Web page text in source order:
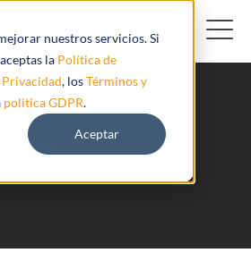
nuestros servicios. Si
la Política de
, losTérminos y
politica GDPR.
Aceptar